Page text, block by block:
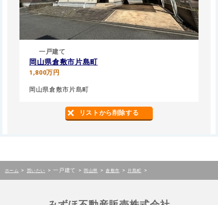
一戸建て
岡山県倉敷市片島町
1,800万円
岡山県倉敷市片島町
リストから削除する
ホーム > 買いたい > 一戸建て > 岡山県 > 倉敷市 > 片島町 >